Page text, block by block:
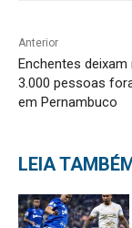
Anterior
Enchentes deixam
3.000 pessoas
em Pernambuco
LEIA